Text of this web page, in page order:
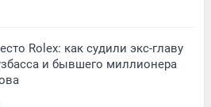
Rolex: как судили экс-главу
и бывшего миллионера